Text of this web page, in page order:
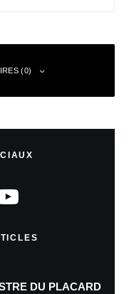
(0)
DU PLACARD